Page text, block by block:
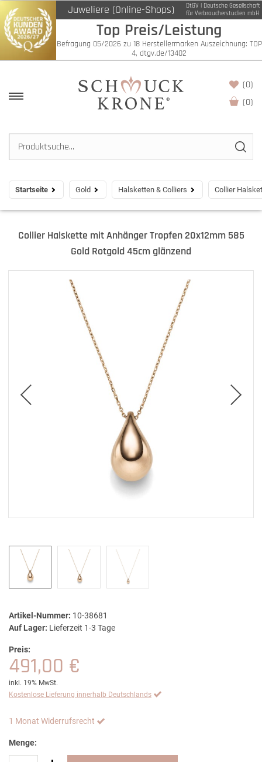
Juweliere (Online-Shops)
DtGV | Deutsche Gesellschaft
für Verbraucherstudien mbH
Top Preis/Leistung
Befragung 05/2026 zu 18 Herstellermarken Auszeichnung: TOP
4, dtgv.de/13402
(0)
(0)
Startseite Gold Halsketten & Colliers Collier
Collier Halskette mit Anhänger Tropfen 20x12mm 585
Gold Rotgold 45cm glänzend
Artikel-Nummer: 10-38681
Auf Lager: Lieferzeit 1-3 Tage
Preis:
491,00 €
inkl. 19% MwSt.
Kostenlose Lieferung innerhalb Deutschlands
1 Monat Widerrufsrecht
Menge: